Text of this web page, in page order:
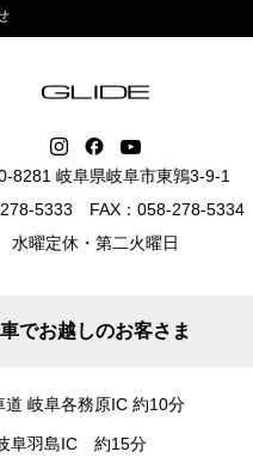
8281 岐阜県岐阜市東鶉3-9-1
5333 FAX：058-278-5334
水曜定休・第二火曜日
車でお越しのお客さま
道 岐阜各務原IC 約10分
阜羽島IC 約15分